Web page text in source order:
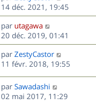
e
s
a
g
e
m
e
s
s
a
g
e
i
e
r
m
e
s
s
a
g
e
e
r
n
i
e
r
m
e
s
s
14 déc. 2021, 19:45
D
e
r
n
i
r
m
par utagawa
20 déc. 2019, 01:41
D
e
i
par ZestyCastor
11 févr. 2018, 19:55
D
e
par Sawadashi
02 mai 2017, 11:29